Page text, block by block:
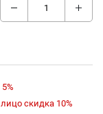
скидка 10%